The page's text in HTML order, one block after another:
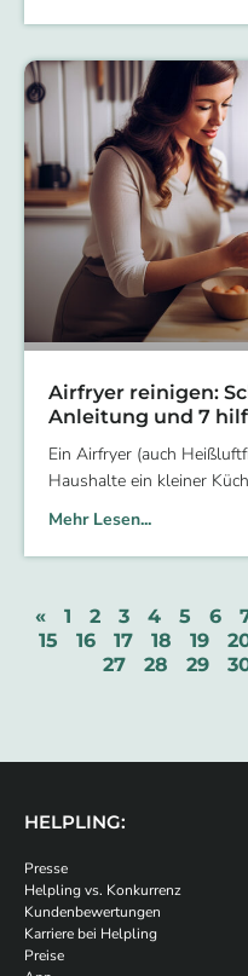
Airfryer reinigen:
Anleitung und 7
Ein Airfryer (auch
Haushalte ein kleiner
Mehr Lesen...
« 1 2 3 4 5 6
15
16 17 18 19
27
28 29
HELPLING:
Presse
Helpling vs. Konkurrenz
Kundenbewertungen
Karriere bei Helpling
Preise